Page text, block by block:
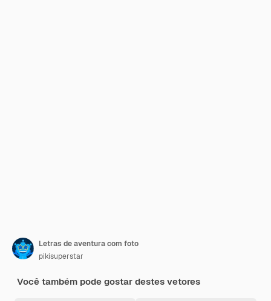
Letras de aventura com foto
pikisuperstar
Você também pode gostar destes vetores